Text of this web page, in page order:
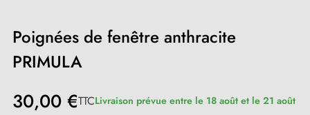
Poignées de fenêtre anthracite
PRIMULA
30,00 €TTCLivraison prévue entre le 18 août et le 21 août